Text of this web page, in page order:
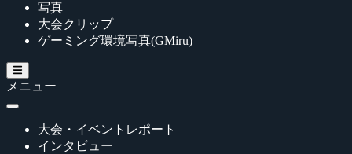
写真
大会クリップ
ゲーミング環境写真(GMiru)
メニュー
大会・イベントレポート
インタビュー